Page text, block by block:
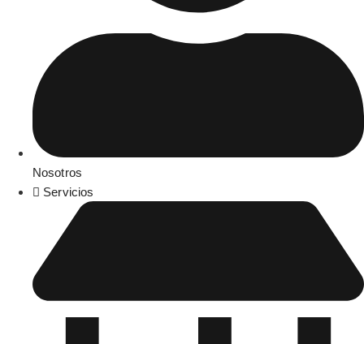
Nosotros
Servicios